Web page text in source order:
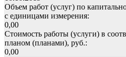
Объем работ (услуг) по
с единицами измерения:
0,00
Стоимость работы (услуги) в
планом (планами), руб.:
0,00